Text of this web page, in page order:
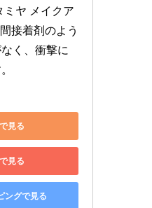
ミヤ メイクア
接着剤のよう
く、衝撃に
見る
見る
ングで見る